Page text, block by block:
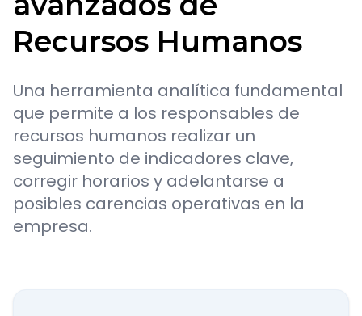
Recursos Humanos
Una herramienta analítica fundamental
que permite a los responsables de
recursos humanos realizar un
seguimiento de indicadores clave,
corregir horarios y adelantarse a
posibles carencias operativas en la
empresa.